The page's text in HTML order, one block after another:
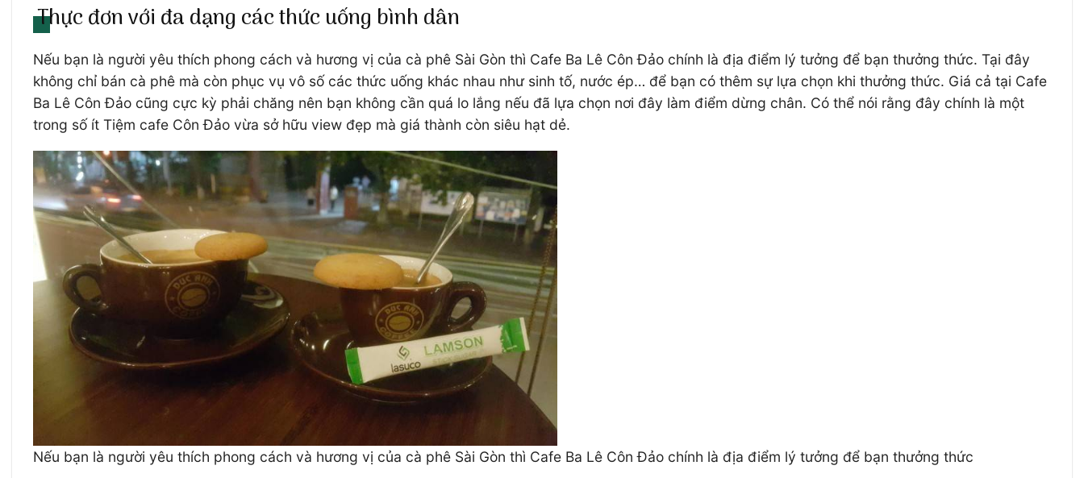
Thực đơn với đa dạng các thức uống bình dân
Nếu bạn là người yêu thích phong cách và hương vị của cà phê Sài Gòn thì Cafe Ba Lê Côn Đảo chính là địa điểm lý tưởng để bạn thưởng thức. Tại đây
không chỉ bán cà phê mà còn phục vụ vô số các thức uống khác nhau như sinh tố, nước ép… để bạn có thêm sự lựa chọn khi thưởng thức. Giá cả tại Cafe
Ba Lê Côn Đảo cũng cực kỳ phải chăng nên bạn không cần quá lo lắng nếu đã lựa chọn nơi đây làm điểm dừng chân. Có thể nói rằng đây chính là một
trong số ít Tiệm cafe Côn Đảo vừa sở hữu view đẹp mà giá thành còn siêu hạt dẻ.
Nếu bạn là người yêu thích phong cách và hương vị của cà phê Sài Gòn thì Cafe Ba Lê Côn Đảo chính là địa điểm lý tưởng để bạn thưởng thức